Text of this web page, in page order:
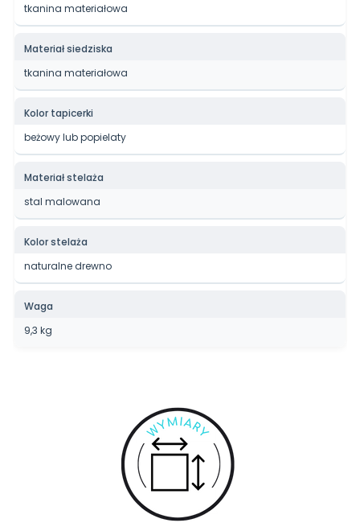
tkanina materiałowa
Materiał siedziska
tkanina materiałowa
Kolor tapicerki
beżowy lub popielaty
Materiał stelaża
stal malowana
Kolor stelaża
naturalne drewno
Waga
9,3 kg